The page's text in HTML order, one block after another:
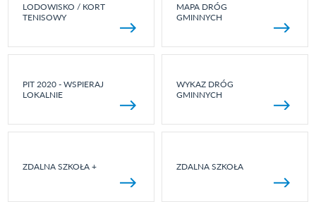
LODOWISKO / KORT
TENISOWY
MAPA DRÓG
GMINNYCH
PIT 2020 - WSPIERAJ
LOKALNIE
WYKAZ DRÓG
GMINNYCH
ZDALNA SZKOŁA + ZDALNA SZKOŁA